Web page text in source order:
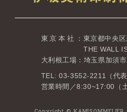
東京本社
：東京都中央
THE WALL
大利根工場：埼玉県加須
TEL: 03-3552-2211（代表
営業時間／8:30~17:00（